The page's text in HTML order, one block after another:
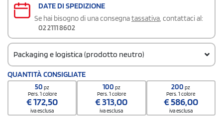
DATE DI SPEDIZIONE
Se hai bisogno di una consegnatassativa, contattaci al:
02 2111 8602
Packaging e logistica (prodotto neutro)
Codice doganale
9506 6200
Quantità per confezione
Quantità per scatola
QUANTITÀ CONSIGLIATE
50pz
Pers. 1 colore
€172,50
iva esclusa
100 pz
Pers. 1 colore
€313,00
iva esclusa
200pz
Pers. 1 colore
€586,00
iva esclusa